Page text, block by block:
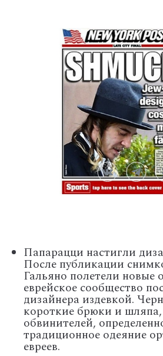
Папарацци настигли
После публикации
Гальяно полетели новые
еврейское сообщество
дизайнера издевкой.
короткие брюки и
обвинителей,
традиционное одеяние
евреев.